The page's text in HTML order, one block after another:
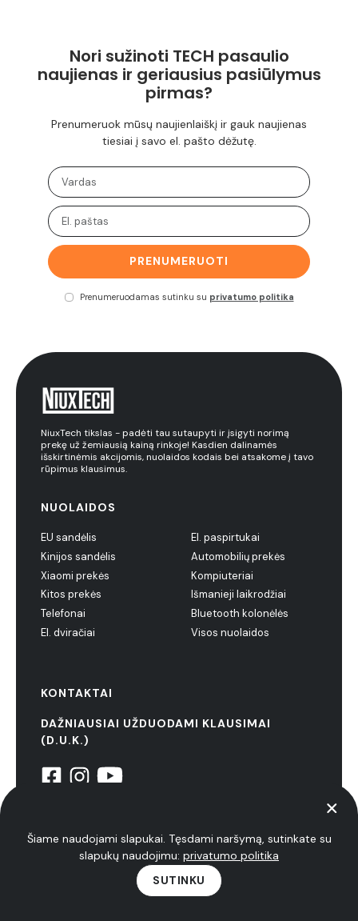
Nori sužinoti TECH pasaulio
naujienas ir geriausius pasiūlymus
pirmas?
Prenumeruok mūsų naujienlaiškį ir gauk naujienas
tiesiai į savo el. pašto dėžutę.
PRENUMERUOTI
Prenumeruodamas sutinku su privatumo politika
NiuxTech tikslas - padėti tau sutaupyti ir įsigyti norimą
prekę už žemiausią kainą rinkoje! Kasdien dalinamės
išskirtinėmis akcijomis, nuolaidos kodais bei atsakome į tavo
rūpimus klausimus.
NUOLAIDOS
EU sandėlis
Kinijos sandėlis
Xiaomi prekės
Kitos prekės
Telefonai
El. dviračiai
El. paspirtukai
Automobilių prekės
Kompiuteriai
Išmanieji laikrodžiai
Bluetooth kolonėlės
Visos nuolaidos
KONTAKTAI
DAŽNIAUSIAI UŽDUODAMI KLAUSIMAI
(D.U.K.)
Privatumo politika
Šiame naudojami slapukai. Tęsdami naršymą, sutinkate su
slapukų naudojimu: privatumo politika
SUTINKU